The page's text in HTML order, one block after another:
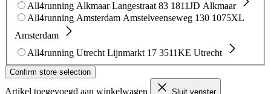
All4running Alkmaar Langestraat 83 1811JD Alkmaar
All4running Amsterdam Amstelveenseweg 130 1075XL
Amsterdam
All4running Utrecht Lijnmarkt 17 3511KE Utrecht
Confirm store selection
Artikel toegevoegd aan winkelwagen Sluit venster